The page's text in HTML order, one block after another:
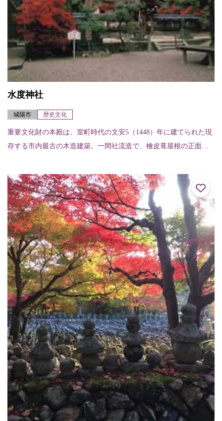
水度神社
城陽市 歴史文化
重要文化財の本殿は、室町時代の文安5（1448）年に建てられた現
存する市内最古の木造建築。一間社流造で、檜皮葺屋根の正面に
の美しい参道は...